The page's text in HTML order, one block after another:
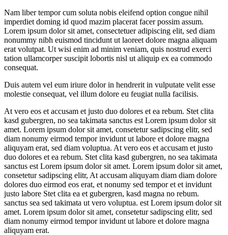
Nam liber tempor cum soluta nobis eleifend option congue nihil
imperdiet doming id quod mazim placerat facer possim assum.
Lorem ipsum dolor sit amet, consectetuer adipiscing elit, sed diam
nonummy nibh euismod tincidunt ut laoreet dolore magna aliquam
erat volutpat. Ut wisi enim ad minim veniam, quis nostrud exerci
tation ullamcorper suscipit lobortis nisl ut aliquip ex ea commodo
consequat.
Duis autem vel eum iriure dolor in hendrerit in vulputate velit esse
molestie consequat, vel illum dolore eu feugiat nulla facilisis.
At vero eos et accusam et justo duo dolores et ea rebum. Stet clita
kasd gubergren, no sea takimata sanctus est Lorem ipsum dolor sit
amet. Lorem ipsum dolor sit amet, consetetur sadipscing elitr, sed
diam nonumy eirmod tempor invidunt ut labore et dolore magna
aliquyam erat, sed diam voluptua. At vero eos et accusam et justo
duo dolores et ea rebum. Stet clita kasd gubergren, no sea takimata
sanctus est Lorem ipsum dolor sit amet. Lorem ipsum dolor sit amet,
consetetur sadipscing elitr, At accusam aliquyam diam diam dolore
dolores duo eirmod eos erat, et nonumy sed tempor et et invidunt
justo labore Stet clita ea et gubergren, kasd magna no rebum.
sanctus sea sed takimata ut vero voluptua. est Lorem ipsum dolor sit
amet. Lorem ipsum dolor sit amet, consetetur sadipscing elitr, sed
diam nonumy eirmod tempor invidunt ut labore et dolore magna
aliquyam erat.